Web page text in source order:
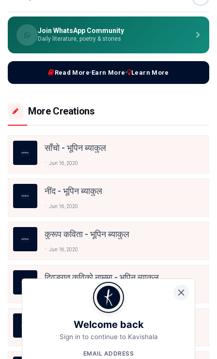
Join WhatsApp Community
Daily literature, poetry & stories
Read More Earn More Learn More
More Creations
साँचो - भूपिन ब्याकुल
Jun 16, 2020
नींद - भूपिन ब्याकुल
Jun 16, 2020
कुरूप कविता - भूपिन ब्याकुल
Jun 16, 2020
दिवङ्गत कविको नाममा - भूपिन ब्याकुल
म तिमीलाई प्रेम गर्छु - भूपिन ब्याकुल
Jun 16, 2020
Welcome back
Sign in to continue to Kavishala
EMAIL ADDRESS